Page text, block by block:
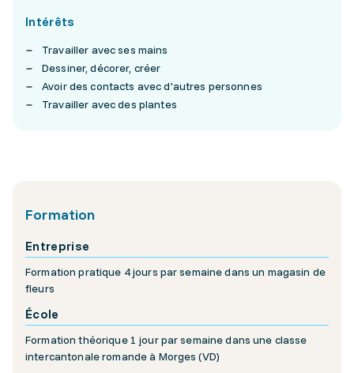
Intérêts
Travailler avec ses mains
Dessiner, décorer, créer
Avoir des contacts avec d'autres personnes
Travailler avec des plantes
Formation
Entreprise
Formation pratique 4 jours par semaine dans un magasin de
fleurs
École
Formation théorique 1 jour par semaine dans une classe
intercantonale romande à Morges (VD)